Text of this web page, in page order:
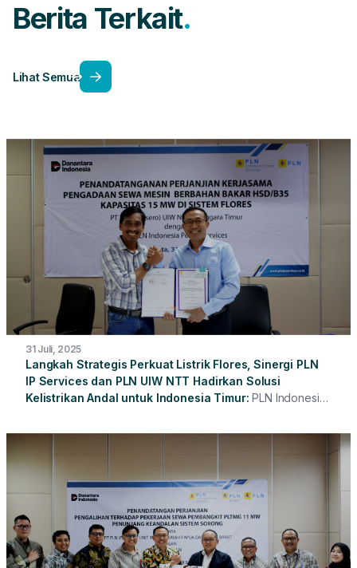
Berita Terkait
Lihat Semua
31 Juli, 2025
Langkah Strategis Perkuat Listrik Flores, Sinergi PLN
IP Services dan PLN UIW NTT Hadirkan Solusi
Kelistrikan Andal untuk Indonesia Timur PLN Indonesia
dengan PT PLN (Persero) Unit Induk Wilayah (UIW) Nusa
berbahan bakar HSD/B35 berkapasitas 15 MW. Mesin ini
akan memperkuat keandalan sistem kelistrikan di wilayah
Flores dan sekitarnya, seiring dengan meningkatnya
kebutuhan energi dan aktivitas masyarakat yang terus
berkembang di Nusa Tenggara Timur (NTT).